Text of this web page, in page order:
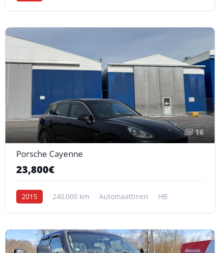
16
Porsche Cayenne
23,800€
2015 240,000 km Automaattinen HB